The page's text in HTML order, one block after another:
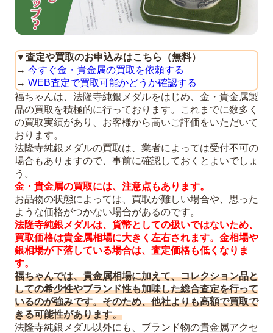
▼査定や買取のお申込みはこちら（無料）
→ 今すぐ金・貴金属の買取を依頼する
→ WEB査定で買取可能かどうか確認する
福ちゃんは、法隆寺純銀メダルをはじめ、金・貴金属製
品の買取を積極的に行っております。これまでに数多く
の買取実績があり、お客様から高いご評価をいただいて
おります。
法隆寺純銀メダルの買取は、業者によっては受付不可の
場合もありますので、事前に確認しておくとよいでしょ
う。
金・貴金属の買取には、注意点もあり ます。
お品物の状態によっては、買取が難しい場合や、思った
ような価格がつかない場合があるのです。
法隆寺純銀メダルは、貨幣としての扱いではないため、
買取価格は貴金属相場に大きく左右されます。金相場や
銀相場が下落している場合は、査定価格も低くなりま
す。
福ちゃんでは、貴金属相場に加えて、コレクション品と
しての希少性やブランド性も加味した総合査定を行って
いるのが強みです。そのため、他社よりも高額で買取で
きる可能性があります。
法隆寺純銀メダル以外にも、ブランド物の貴金属アクセ